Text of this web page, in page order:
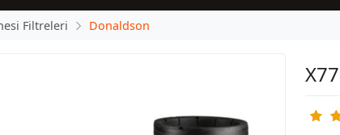
Filtreleri Donaldson